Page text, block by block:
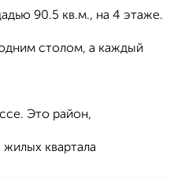
90.5 кв.м., на 4 этаже.
столом, а каждый
Это район,
квартала